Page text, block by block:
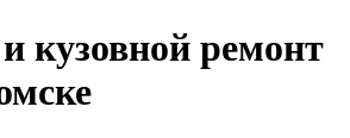
кузовной ремонт